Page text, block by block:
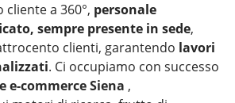
a 360°, personale
sempre presente in sede,
clienti, garantendo lavori
. Ci occupiamo con successo
e-commerce Siena ,